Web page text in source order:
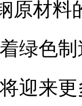
原材料
绿色
迎来